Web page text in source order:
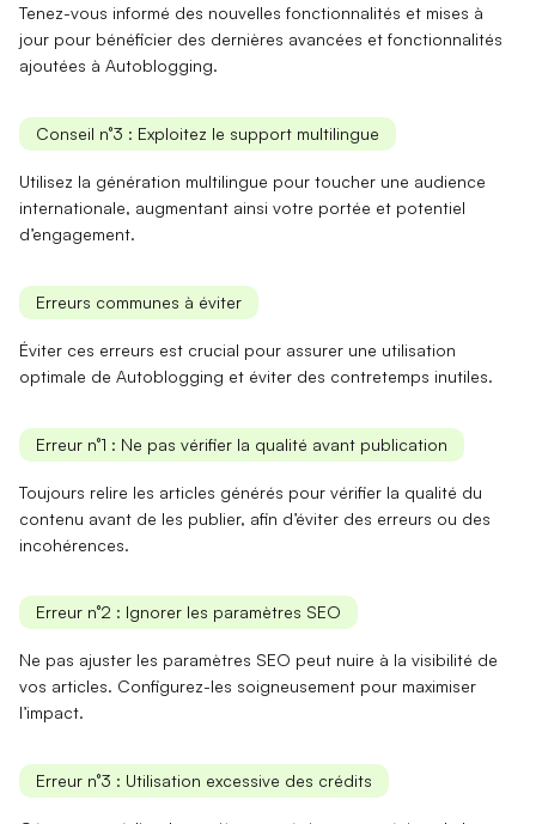
Tenez-vous informé des nouvelles fonctionnalités et mises à
jour pour bénéficier des dernières avancées et fonctionnalités
ajoutées à Autoblogging.
Conseil n°3 : Exploitez le support multilingue
Utilisez la génération multilingue pour toucher une audience
internationale, augmentant ainsi votre portée et potentiel
d’engagement.
Erreurs communes à éviter
Éviter ces erreurs est crucial pour assurer une utilisation
optimale de Autoblogging et éviter des contretemps inutiles.
Erreur n°1 : Ne pas vérifier la qualité avant publication
Toujours relire les articles générés pour vérifier la qualité du
contenu avant de les publier, afin d’éviter des erreurs ou des
incohérences.
Erreur n°2 : Ignorer les paramètres SEO
Ne pas ajuster les paramètres SEO peut nuire à la visibilité de
vos articles. Configurez-les soigneusement pour maximiser
l’impact.
Erreur n°3 : Utilisation excessive des crédits